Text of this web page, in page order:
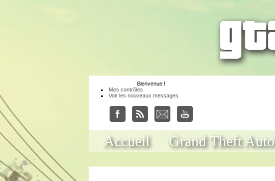
Bienvenue !
Mes contrôles
Voir les nouveaux messages
Accueil Grand Theft Auto